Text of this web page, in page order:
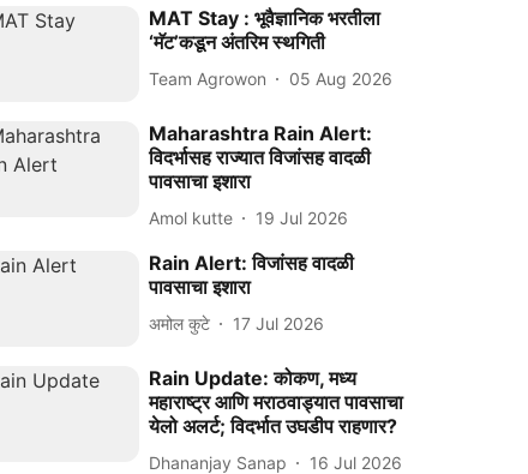
MAT Stay : भूवैज्ञानिक भरतीला
‘मॅट’कडून अंतरिम स्थगिती
Team Agrowon 05 Aug 2026
Maharashtra Rain Alert:
विदर्भासह राज्यात विजांसह वादळी
पावसाचा इशारा
Amol kutte 19 Jul 2026
Rain Alert: विजांसह वादळी
पावसाचा इशारा
अमोल कुटे 17 Jul 2026
Rain Update: कोकण, मध्य
महाराष्ट्र आणि मराठवाड्यात पावसाचा
येलो अलर्ट; विदर्भात उघडीप राहणार?
Dhananjay Sanap 16 Jul 2026